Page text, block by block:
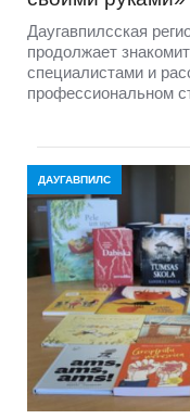
Даугавпилсская
продолжает
специалистами и
профессиональном
ДАУГАВПИЛС